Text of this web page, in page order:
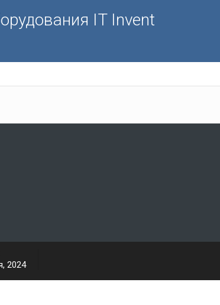
IT Invent
2024